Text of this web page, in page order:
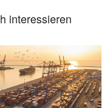
interessieren